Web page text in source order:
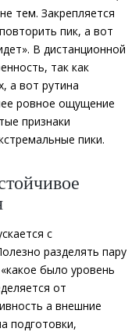
тем. Закрепляется
пик, а вот
В дистанционной
так как
а вот рутина
ровное ощущение
признаки
пики.
с
разделять пару
было уровень
от
а внешние
подготовки,